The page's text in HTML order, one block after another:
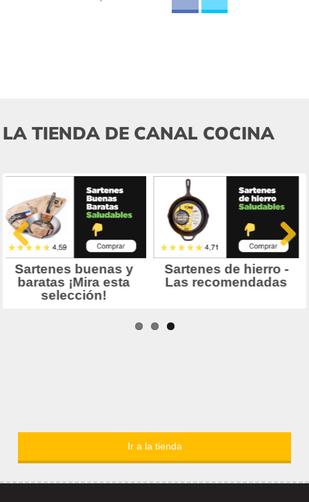
LA TIENDA DE CANAL COCINA
Ir a la tienda